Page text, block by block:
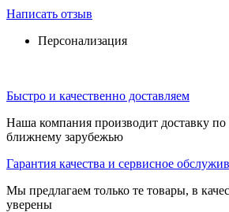
Написать отзыв
Персонализация
Быстро и качественно доставляем
Наша компания производит доставку по
ближнему зарубежью
Гарантия качества и сервисное
Мы предлагаем только те товары, в
уверены